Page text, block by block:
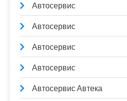
Автосервис
Автосервис
Автосервис
Автосервис
Автосервис Автека